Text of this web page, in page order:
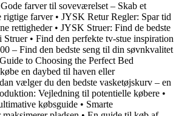
Gode farver til soveværelset – Skab et
rigtige farver• JYSK Retur Regler: Spar tid
rettigheder• JYSK Struer: Find de bedste
Struer• Find den perfekte tv-stue inspiration
– Find den bedste seng til din søvnkvalitet
to Choosing the Perfect Bed
en daybed til haven eller
vælger du den bedste vasketøjskurv – en
Vejledning til potentielle købere •
købsguide • Smarte